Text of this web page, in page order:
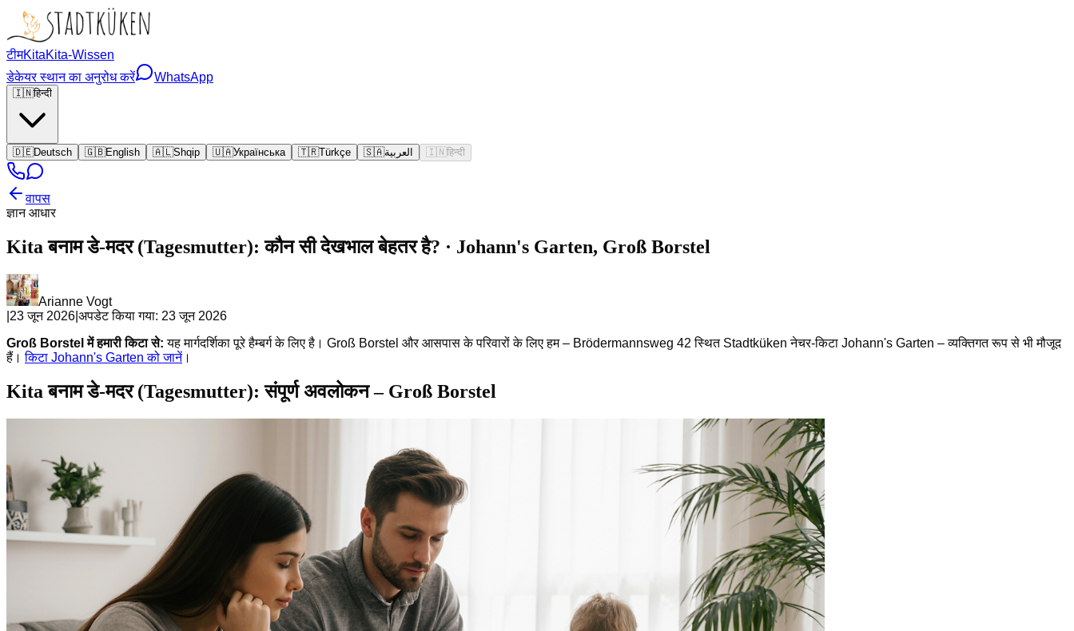
टीमKitaKita-Wissen
डेकेयर स्थान का अनुरोध करें
WhatsApp
🇮🇳हिन्दी
🇩🇪Deutsch 🇬🇧English 🇦🇱Shqip 🇺🇦Українська 🇹🇷Türkçe 🇸🇦العربية 🇮🇳 हिन्दी
वापस
ज्ञान आधार
Kita बनाम डे-मदर (Tagesmutter): कौन सी देखभाल बेहतर है? · Johann's Garten, Groß Borstel
Arianne Vogt
23 जून 2026 अपडेट किया गया: 23 जून 2026
Groß Borstel में हमारी किटा से: यह मार्गदर्शिका पूरे हैम्बर्ग के लिए है। Groß Borstel और आसपास के परिवारों के लिए हम – Brödermannsweg 42 स्थित Stadtküken नेचर-किटा Johann's Garten – व्यक्तिगत रूप से भी मौजूद
हैं।किटा Johann's Garten को जानें।
Kita बनाम डे-मदर (Tagesmutter): संपूर्ण अवलोकन – Groß Borstel